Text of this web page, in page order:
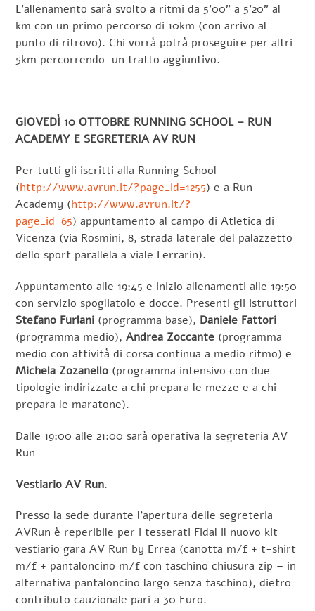
L’allenamento sarà svolto a ritmi da 5’00” a 5’20” al
km con un primo percorso di 10km (con arrivo al
punto di ritrovo). Chi vorrà potrà proseguire per altri
5km percorrendo un tratto aggiuntivo.
GIOVEDÌ 10 OTTOBRE RUNNING SCHOOL – RUN
ACADEMY E SEGRETERIA AV RUN
Per tutti gli iscritti alla Running School
(http://www.avrun.it/?page_id=1255) e a Run
Academy (http://www.avrun.it/?
page_id=65) appuntamento al campo di Atletica di
Vicenza (via Rosmini, 8, strada laterale del palazzetto
dello sport parallela a viale Ferrarin).
Appuntamento alle 19:45 e inizio allenamenti alle 19:50
con servizio spogliatoio e docce. Presenti gli istruttori
Stefano Furlani (programma base), Daniele Fattori
(programma medio),Andrea Zoccante (programma
medio con attività di corsa continua a medio ritmo) e
Michela Zozanello (programma intensivo con due
tipologie indirizzate a chi prepara le mezze e a chi
prepara le maratone).
Dalle 19:00 alle 21:00 sarà operativa la segreteria AV
Run
Vestiario AV Run.
Presso la sede durante l’apertura delle segreteria
AVRun è reperibile per i tesserati Fidal il nuovo kit
vestiario gara AV Run by Errea (canotta m/f + t-shirt
m/f + pantaloncino m/f con taschino chiusura zip – in
alternativa pantaloncino largo senza taschino), dietro
contributo cauzionale pari a 30 Euro.